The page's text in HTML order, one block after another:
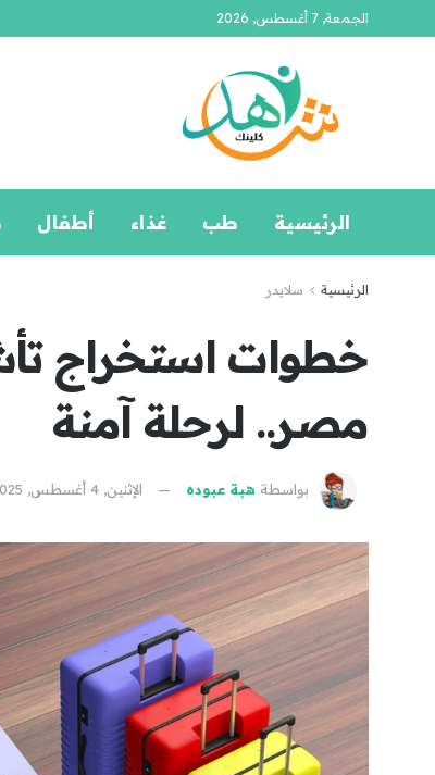
الجمعة, 7 أغسطس, 2026
الرئيسية طب غذاء أطفال
الرئيسية سلايدر
خطوات استخراج
مصر.. لرحلة آمنة
بواسطة هبة عبوده الإثنين, 4 أغسطس, 2025